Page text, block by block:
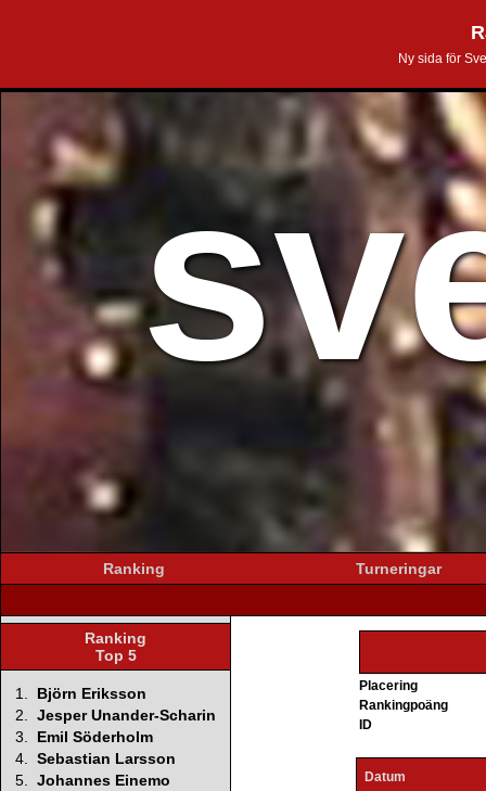
Ny sida för
Ranking Turneringar
Ranking
Top 5
1.
Björn Eriksson
2. Jesper Unander-Scharin
3.
Emil Söderholm
4. Sebastian Larsson
5. Johannes Einemo
Placering
Rankingpoäng
ID
Datum